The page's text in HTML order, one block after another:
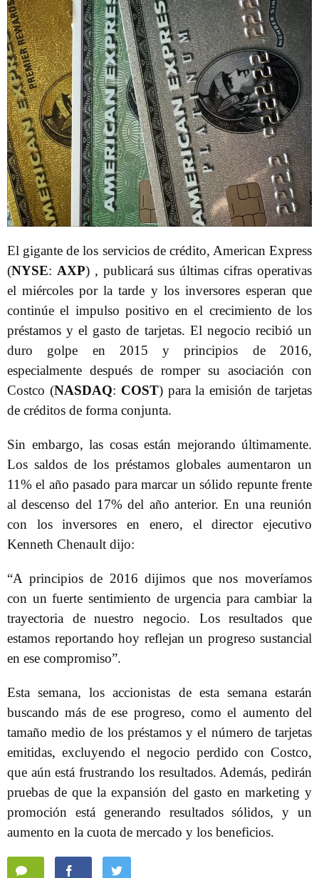
El gigante de los servicios de crédito, American Express
(NYSE: AXP) , publicará sus últimas cifras operativas
el miércoles por la tarde y los inversores esperan que
continúe el impulso positivo en el crecimiento de los
préstamos y el gasto de tarjetas. El negocio recibió un
duro golpe en 2015 y principios de 2016,
especialmente después de romper su asociación con
Costco (NASDAQ: COST) para la emisión de tarjetas
de créditos de forma conjunta.
Sin embargo, las cosas están mejorando últimamente.
Los saldos de los préstamos globales aumentaron un
11% el año pasado para marcar un sólido repunte frente
al descenso del 17% del año anterior. En una reunión
con los inversores en enero, el director ejecutivo
Kenneth Chenault dijo:
“A principios de 2016 dijimos que nos moveríamos
con un fuerte sentimiento de urgencia para cambiar la
trayectoria de nuestro negocio. Los resultados que
estamos reportando hoy reflejan un progreso sustancial
en ese compromiso”.
Esta semana, los accionistas de esta semana estarán
buscando más de ese progreso, como el aumento del
tamaño medio de los préstamos y el número de tarjetas
emitidas, excluyendo el negocio perdido con Costco,
que aún está frustrando los resultados. Además, pedirán
pruebas de que la expansión del gasto en marketing y
promoción está generando resultados sólidos, y un
aumento en la cuota de mercado y los beneficios.